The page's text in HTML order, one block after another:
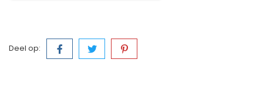
Deel op: